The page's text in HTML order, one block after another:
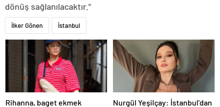
dönüş sağlanılacaktır.”
İlker Gönen İstanbul
Rihanna, baget ekmek
Nurgül Yeşilçay: İstanbul’dan